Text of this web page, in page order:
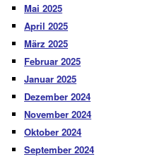
Mai 2025
April 2025
März 2025
Februar 2025
Januar 2025
Dezember 2024
November 2024
Oktober 2024
September 2024